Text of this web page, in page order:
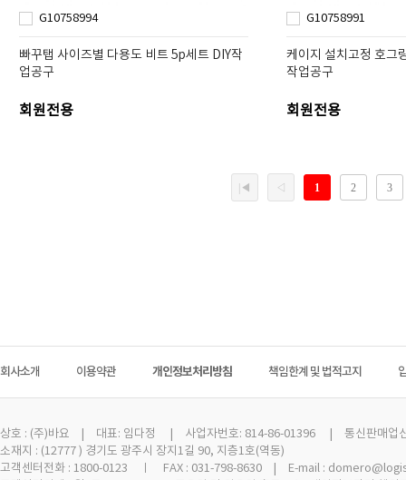
G10758994
빠꾸탭 사이즈별 다용도 비트 5p세트 DIY작
업공구
회원전용
G10758991
케이지 설치고정 호그
작업공구
회원전용
회사소개 이용약관 개인정보처리방침 책임한계 및 법적고지
상호 : (주)바요 | 대표: 임다정 | 사업자번호: 814-86-01396 | 통신판매업신
소재지 : (12777 ) 경기도 광주시 장지1길 90, 지층1호(역동)
고객센터전화 : 1800-0123 ㅣ FAX : 031-798-8630 | E-mail :